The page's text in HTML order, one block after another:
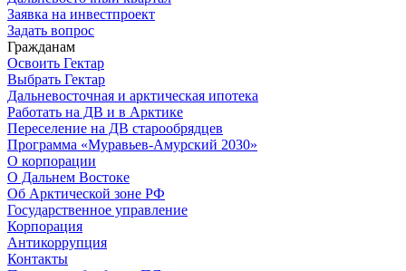
Заявка на инвестпроект
Задать вопрос
Гражданам
Освоить Гектар
Выбрать Гектар
Дальневосточная и арктическая ипотека
Работать на ДВ и в Арктике
Переселение на ДВ старообрядцев
Программа «Муравьев-Амурский 2030»
О корпорации
О Дальнем Востоке
Об Арктической зоне РФ
Государственное управление
Корпорация
Антикоррупция
Контакты